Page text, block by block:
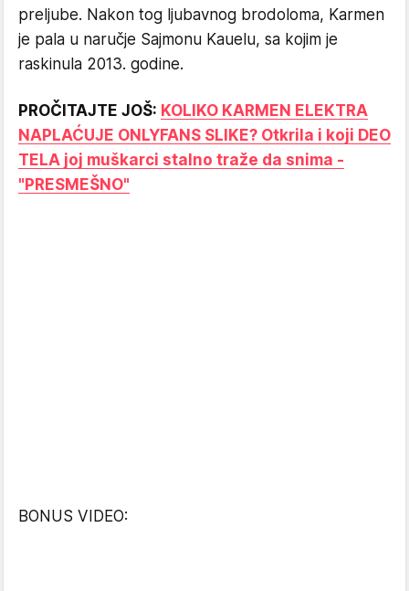
preljube. Nakon tog ljubavnog brodoloma, Karmen
je pala u naručje Sajmonu Kauelu, sa kojim je
raskinula 2013. godine.
PROČITAJTE JOŠ: KOLIKO KARMEN ELEKTRA
NAPLAĆUJE ONLYFANS SLIKE? Otkrila i koji DEO
TELA joj muškarci stalno traže da snima -
"PRESMEŠNO"
BONUS VIDEO: